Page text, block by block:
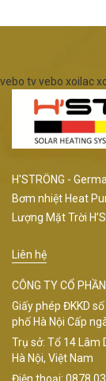
vebo tvvebo xoilac
H'STRÖNG -
Bơm nhiệt Heat
Lượng Mặt Trời
Liên hệ
CÔNG TY CỔ
Giấy phép ĐKKD
phố Hà Nội Cấp
Trụ sở: Tổ 14 Lâm
Hà Nội, Việt Nam